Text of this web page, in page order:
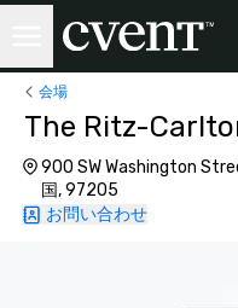
会場
The Ritz-
900 SW Washington
国, 97205
お問い合わせ